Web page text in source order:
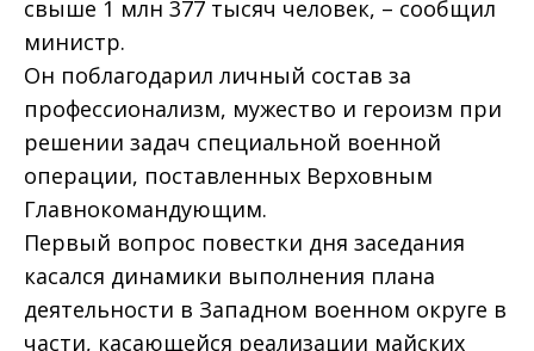
свыше 1 млн 377 тысяч человек, – сообщил
министр.
Он поблагодарил личный состав за
профессионализм, мужество и героизм при
решении задач специальной военной
операции, поставленных Верховным
Главнокомандующим.
Первый вопрос повестки дня заседания
касался динамики выполнения плана
деятельности в Западном военном округе в
части, касающейся реализации майских